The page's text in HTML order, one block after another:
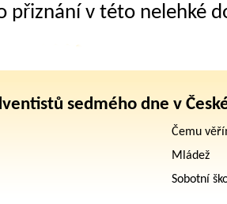
přiznání v této nelehké
sedmého dne v
Čemu
Mládež
Sobotní